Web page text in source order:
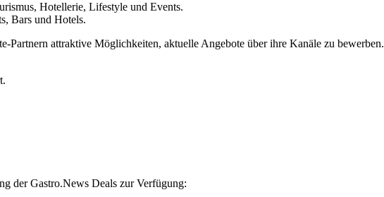
Hotellerie, Lifestyle und Events.
Bars und Hotels.
Partnern attraktive Möglichkeiten, aktuelle Angebote über ihre Kanäle zu bewerben.
der Gastro.News Deals zur Verfügung: